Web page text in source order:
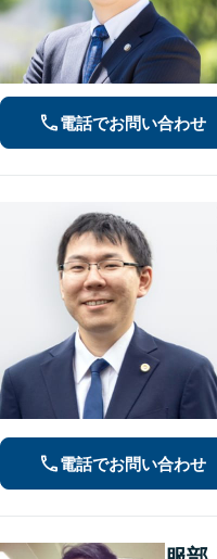
電話でお問い合わせ
電話でお問い合わせ